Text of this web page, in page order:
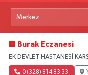
Burak Eczanesi
EK DEVLET HASTANESİ
0 (328) 814 83 33